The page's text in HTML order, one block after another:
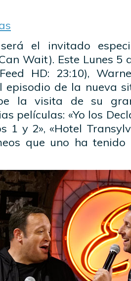
el invitado
Wait). Este Lunes 5
HD: 23:10),
episodio de la nueva
la visita de su
películas: «Yo los
1 y 2», «Hotel
que uno ha